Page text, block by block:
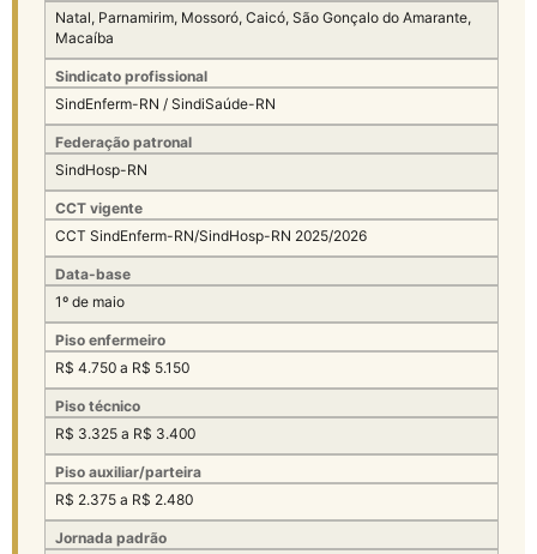
Natal, Parnamirim, Mossoró, Caicó, São Gonçalo do Amarante,
Macaíba
Sindicato profissional
SindEnferm-RN / SindiSaúde-RN
Federação patronal
SindHosp-RN
CCT vigente
CCT SindEnferm-RN/SindHosp-RN 2025/2026
Data-base
1º de maio
Piso enfermeiro
R$ 4.750 a R$ 5.150
Piso técnico
R$ 3.325 a R$ 3.400
Piso auxiliar/parteira
R$ 2.375 a R$ 2.480
Jornada padrão